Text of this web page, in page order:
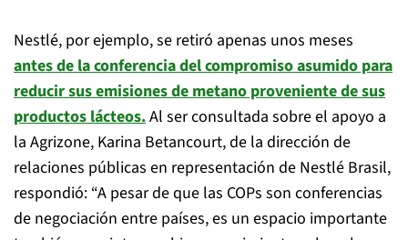
Nestlé, por ejemplo, se retiró apenas unos meses
antes de la conferencia del compromiso asumido para
reducir sus emisiones de metano proveniente de sus
productos lácteos.Al ser consultada sobre el apoyo a
la Agrizone, Karina Betancourt, de la dirección de
relaciones públicas en representación de Nestlé Brasil,
respondió: “A pesar de que las COPs son conferencias
de negociación entre países, es un espacio importante